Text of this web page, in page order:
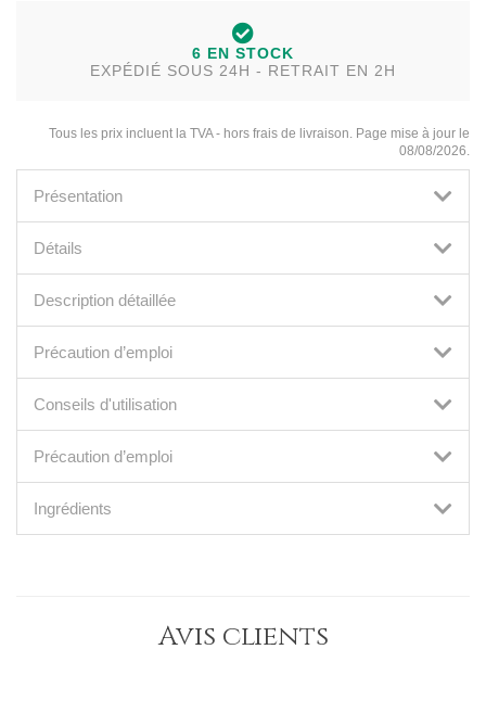
6 EN STOCK
EXPÉDIÉ SOUS 24H - RETRAIT EN 2H
Tous les prix incluent la TVA - hors frais de livraison. Page mise à jour le
08/08/2026.
Présentation
Détails
Description détaillée
Précaution d’emploi
Conseils d'utilisation
Précaution d’emploi
Ingrédients
Avis clients